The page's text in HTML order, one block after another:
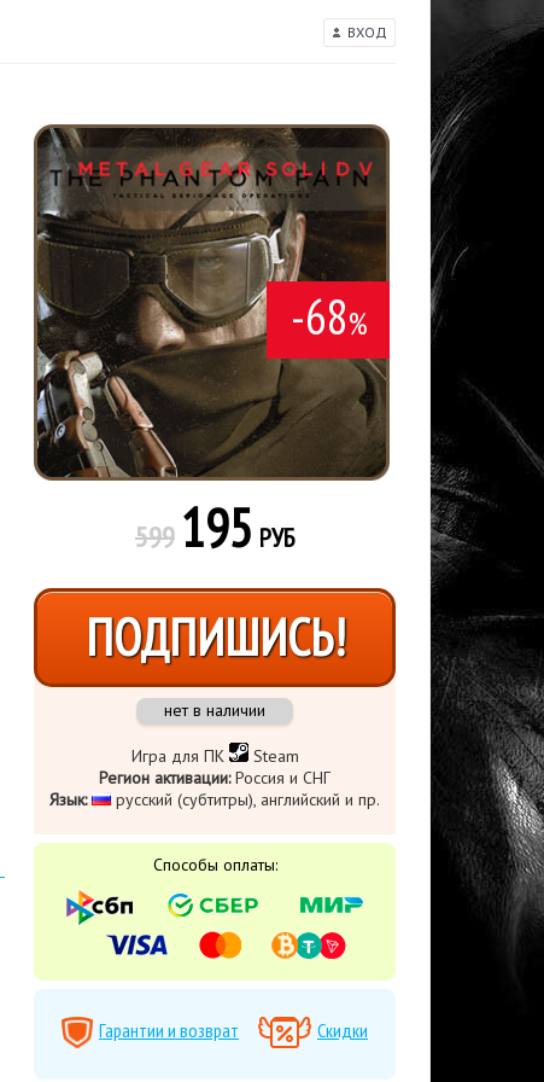
ВХОД
-68%
599 195 РУБ
ПОДПИШИСЬ!
нет в наличии
Игра для ПК
Steam
Регион активации:Россия и СНГ
Язык:
​ русский (субтитры), английский и пр.
Способы оплаты:
Гарантии и возврат Скидки